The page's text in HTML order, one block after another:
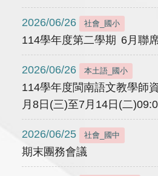
2026/06/26 社會_國小
114學年度第二學期 6月聯
2026/06/26 本土語_國小
114學年度閩南語文教學師
月8日(三)至7月14日(二
2026/06/25 社會_國中
期末團務會議